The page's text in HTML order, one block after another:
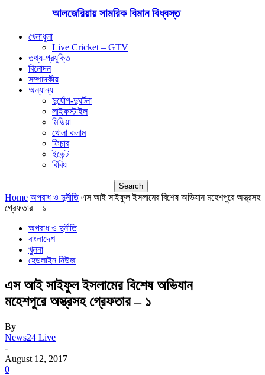
আলজেরিয়ায় সামরিক বিমান বিধ্বস্ত
খেলাধুলা
Live Cricket – GTV
তথ্য-প্রযুক্তি
বিনোদন
সম্পাদকীয়
অন্যান্য
দুর্যোগ-দুঘর্টনা
লাইফস্টাইল
মিডিয়া
খোলা কলাম
ফিচার
ইভেন্ট
বিবিধ
Home অপরাধ ও দুর্নীতি এস আই সাইফুল ইসলামের বিশেষ অভিযান মহেশপুরে অস্ত্রসহ
গ্রেফতার – ১
অপরাধ ও দুর্নীতি
বাংলাদেশ
খুলনা
হেডলাইন নিউজ
এস আই সাইফুল ইসলামের বিশেষ অভিযান
মহেশপুরে অস্ত্রসহ গ্রেফতার – ১
By
News24 Live
-
August 12, 2017
0